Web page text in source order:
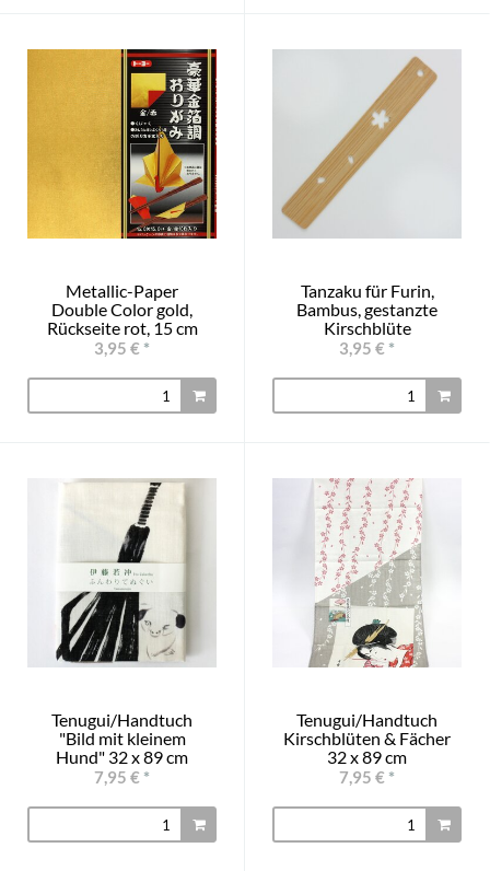
Metallic-Paper
Double Color gold,
Rückseite rot, 15 cm
3,95 € *
Tanzaku für Furin,
Bambus, gestanzte
Kirschblüte
3,95 € *
Tenugui/Handtuch
"Bild mit kleinem
Hund" 32 x 89 cm
7,95 € *
Tenugui/Handtuch
Kirschblüten & Fächer
32 x 89 cm
7,95 € *